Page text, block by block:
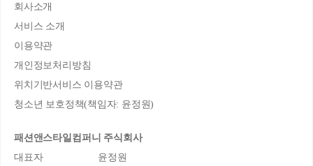
회사소개
서비스 소개
이용약관
개인정보처리방침
위치기반서비스 이용약관
청소년 보호정책(책임자: 윤정원)
패션앤스타일컴퍼니 주식회사
대표자
윤정원